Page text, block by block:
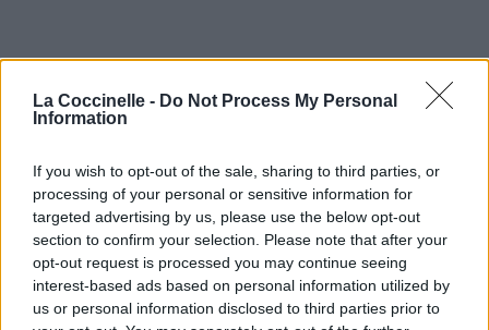
La Coccinelle - Do Not Process My Personal
Information
If you wish to opt-out of the sale, sharing to third parties, or
processing of your personal or sensitive information for
targeted advertising by us, please use the below opt-out
section to confirm your selection. Please note that after your
opt-out request is processed you may continue seeing
interest-based ads based on personal information utilized by
us or personal information disclosed to third parties prior to